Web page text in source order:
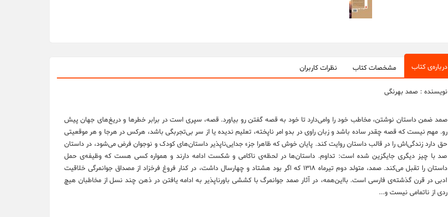
درباره‌ی کتاب مشخصات کتاب نظرات کاربران
نویسنده : صمد بهرنگی
صمد ضمن داستان نوشتن، مخاطب خود را وامی‌دارد تا خود به قصه گفتن رو بیاورد. قصه، سپری است در برابر خطرها و دریغ‌های جهان پیش
رو. مهم نیست که قصه چقدر ساده باشد و زبان راوی در بدو امر ناپخته، تعلیم ندیده یا از سر بی‌تجربگی باشد، هرکس در هرجا و هر موقعیتی
حق دارد زندگی‌اش را در قالب داستان روایت کند. پایان خوش که ظاهرا جزء جدایی‌ناپذیر داستان‌های کودک و نوجوان فرض می‌شود، در داستان
صد با چیز دیگری جایگزین شده است: تداوم. داستان‌ها در لحظه‌ی ناکامی و شکست ادامه دارند و همواره کسی هست که وظیفه‌ی حمل
داستان را تقبل می‌کند. صمد، متولد دوم تیرماه 1318 که اگر بود هشتاد و چهارسال داشت، در کنار فروغ فرخزاد از مصداق جوانمرگی خلاقیت
ادبی در قرن گذشته‌ی فارسی است. بااین‌همه، در آثار صمد جوانمرگ با کششی باورناپذیر به ادامه یافتن در ذهن چند نسل از مخاطبان هیچ
ردی از ناتمامی نیست و...